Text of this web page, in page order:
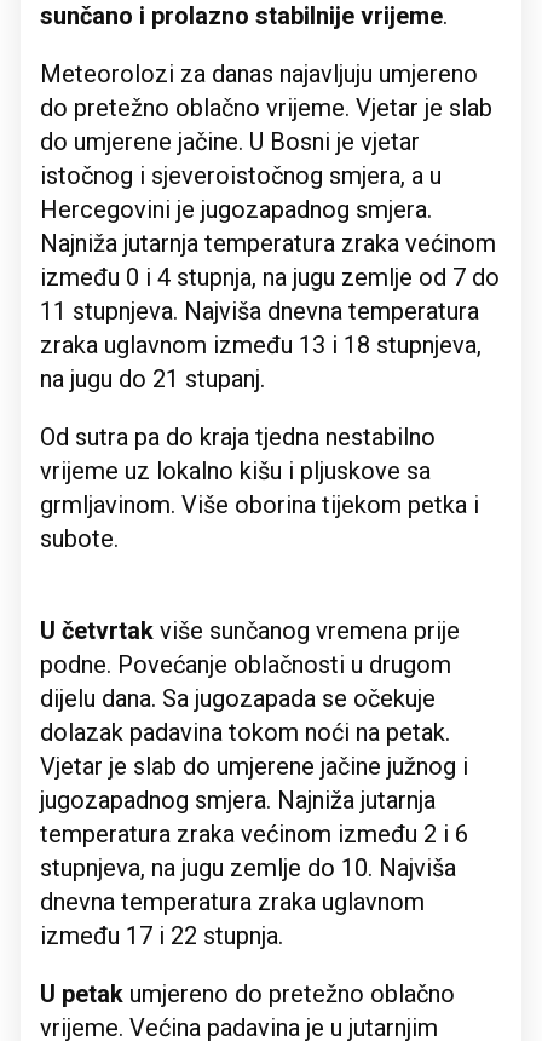
sunčano i prolazno stabilnije vrijeme.
Meteorolozi za danas najavljuju umjereno
do pretežno oblačno vrijeme. Vjetar je slab
do umjerene jačine. U Bosni je vjetar
istočnog i sjeveroistočnog smjera, a u
Hercegovini je jugozapadnog smjera.
Najniža jutarnja temperatura zraka većinom
između 0 i 4 stupnja, na jugu zemlje od 7 do
11 stupnjeva. Najviša dnevna temperatura
zraka uglavnom između 13 i 18 stupnjeva,
na jugu do 21 stupanj.
Od sutra pa do kraja tjedna nestabilno
vrijeme uz lokalno kišu i pljuskove sa
grmljavinom. Više oborina tijekom petka i
subote.
U četvrtak više sunčanog vremena prije
podne. Povećanje oblačnosti u drugom
dijelu dana. Sa jugozapada se očekuje
dolazak padavina tokom noći na petak.
Vjetar je slab do umjerene jačine južnog i
jugozapadnog smjera. Najniža jutarnja
temperatura zraka većinom između 2 i 6
stupnjeva, na jugu zemlje do 10. Najviša
dnevna temperatura zraka uglavnom
između 17 i 22 stupnja.
U petak umjereno do pretežno oblačno
vrijeme. Većina padavina je u jutarnjim